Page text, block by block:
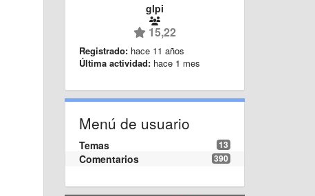
glpi
15,22
Registrado: hace 11 años
Última actividad: hace 1 mes
Menú de usuario
13
Temas
390
Comentarios